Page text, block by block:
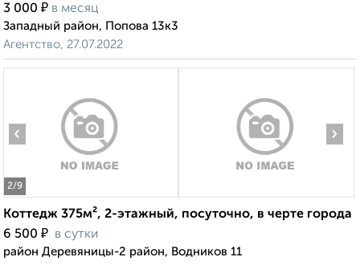
3 000 ₽ в месяц
Западный район, Попова 13к3
Агентство, 27.07.2022
2/9
‹ ›
Коттедж 375м², 2-этажный, посуточно, в черте города
6 500 ₽ в сутки
район Деревяницы-2 район, Водников 11